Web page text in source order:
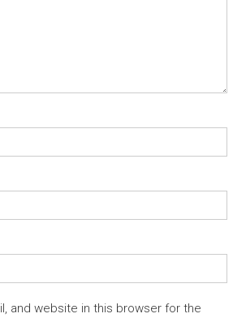
and website in this browser for the